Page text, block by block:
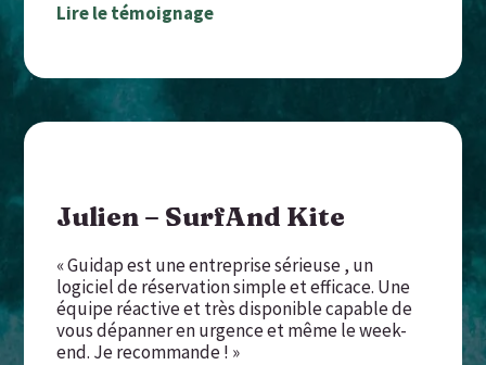
Lire le témoignage
Julien – SurfAnd Kite
« Guidap est une entreprise sérieuse , un
logiciel de réservation simple et efficace. Une
équipe réactive et très disponible capable de
vous dépanner en urgence et même le week-
end. Je recommande ! »